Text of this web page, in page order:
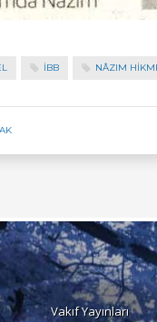
İBB NÂZIM
Vakıf Yayınları